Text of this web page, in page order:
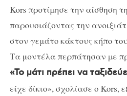
Kors προτίμησε την αίσθηση
παρουσιάζοντας την
στον γεμάτο κάκτους κήπο
Τα μοντέλα περπάτησαν με
«Το μάτι πρέπει να
είχε δίκιο», σχολίασε ο Kors,